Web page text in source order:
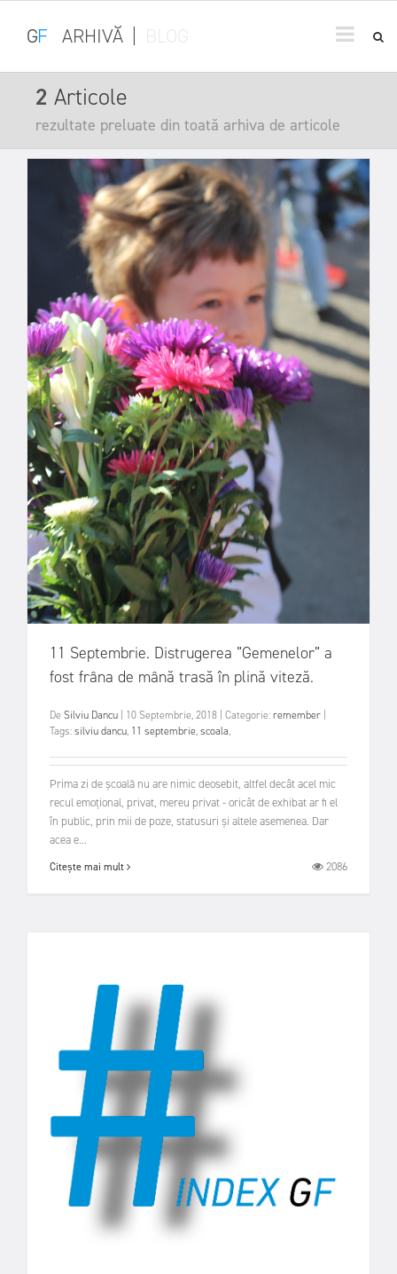
GF ARHIVĂ
2 Articole
rezultate preluate din toată arhiva de articole
11 Septembrie. Distrugerea ”Gemenelor” a
fost frâna de mână trasă în plină viteză.
De Silviu Dancu 10 Septembrie, 2018 Categorie:remember
Tags:silviu dancu, 11 septembrie,scoala,
Prima zi de școală nu are nimic deosebit, altfel decât acel mic
recul emoțional, privat, mereu privat - oricât de exhibat ar fi el
în public, prin mii de poze, statusuri și altele asemenea. Dar
acea e...
Citește mai mult 2086